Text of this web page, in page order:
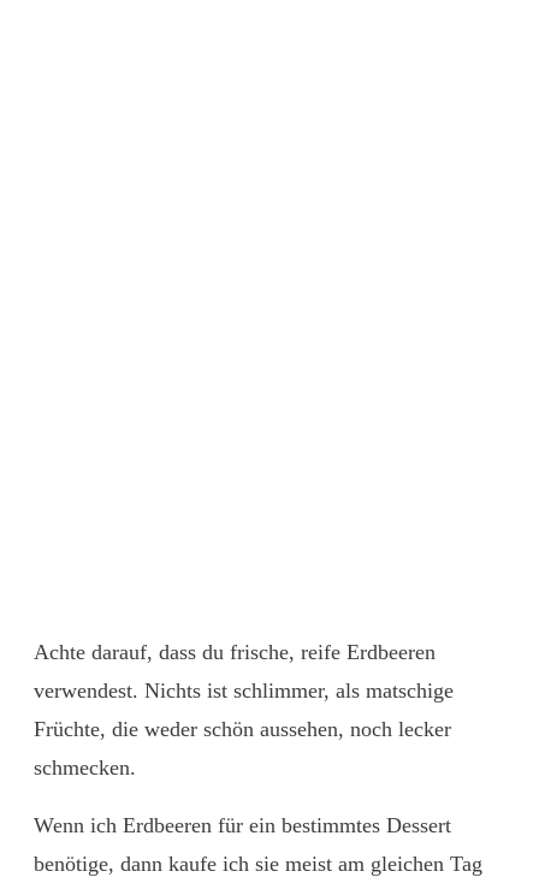
Achte darauf, dass du frische, reife Erdbeeren
verwendest. Nichts ist schlimmer, als matschige
Früchte, die weder schön aussehen, noch lecker
schmecken.
Wenn ich Erdbeeren für ein bestimmtes Dessert
benötige, dann kaufe ich sie meist am gleichen Tag